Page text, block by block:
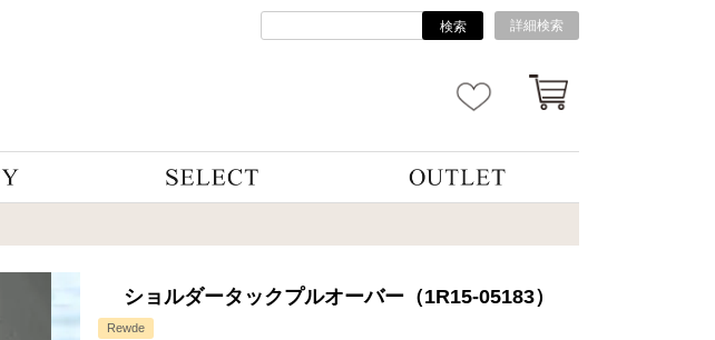
検索 詳細検索
ショルダータックプルオーバー（1R15-05183）
Rewde